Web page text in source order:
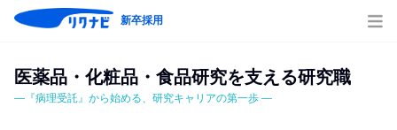
新卒採用
医薬品・化粧品・食品研究を支える研究職
―『病理受託』から始める、研究キャリアの第一歩 ―